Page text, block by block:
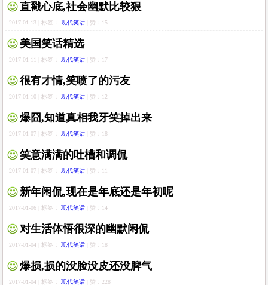
直戳心底,社会幽默比较狠
2017-01-13 | 标签： 现代笑话 | 赞：15
美国笑话精选
2017-01-11 | 标签： 现代笑话 | 赞：17
很有才情,笑喷了的污友
2017-01-10 | 标签： 现代笑话 | 赞：12
爆囧,知道真相我牙笑掉出来
2017-01-07 | 标签： 现代笑话 | 赞：18
笑意满满的吐槽和调侃
2017-01-07 | 标签： 现代笑话 | 赞：11
新年闲侃,现在是年底还是年初呢
2017-01-06 | 标签： 现代笑话 | 赞：14
对生活体悟很深的幽默闲侃
2017-01-04 | 标签： 现代笑话 | 赞：18
爆损,损的没脸没皮还没脾气
2017-01-04 | 标签： 现代笑话 | 赞：228